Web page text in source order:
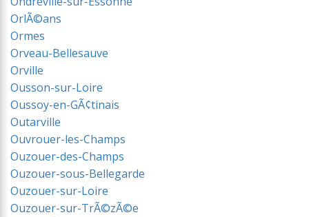
OrlÃ©ans
Ormes
Orveau-Bellesauve
Orville
Ousson-sur-Loire
Oussoy-en-GÃ¢tinais
Outarville
Ouvrouer-les-Champs
Ouzouer-des-Champs
Ouzouer-sous-Bellegarde
Ouzouer-sur-Loire
Ouzouer-sur-TrÃ©zÃ©e